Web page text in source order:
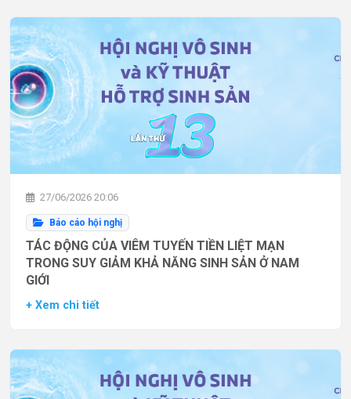
27/06/2026 20:06
Báo cáo hội nghị
TÁC ĐỘNG CỦA VIÊM TUYẾN TIỀN LIỆT MẠN
TRONG SUY GIẢM KHẢ NĂNG SINH SẢN Ở NAM
GIỚI
+ Xem chi tiết